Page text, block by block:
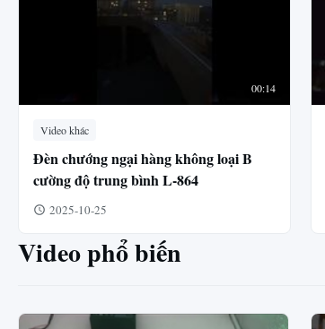
00:14
Video khác
Đèn chướng ngại hàng không loại B
cường độ trung bình L-864
2025-10-25
Video phổ biến